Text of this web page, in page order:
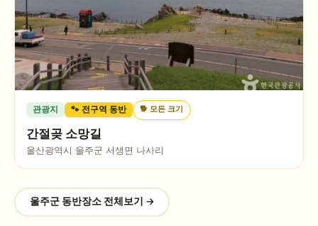
관광지 🐾 전구역 동반 🐕모든 크기
간절곶 소망길
울산광역시 울주군 서생면 나사리
울주군동반장소 전체보기 →